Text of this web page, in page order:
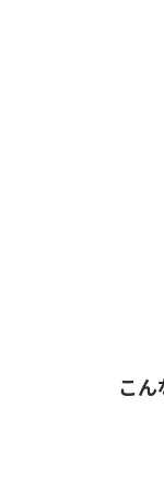
こん